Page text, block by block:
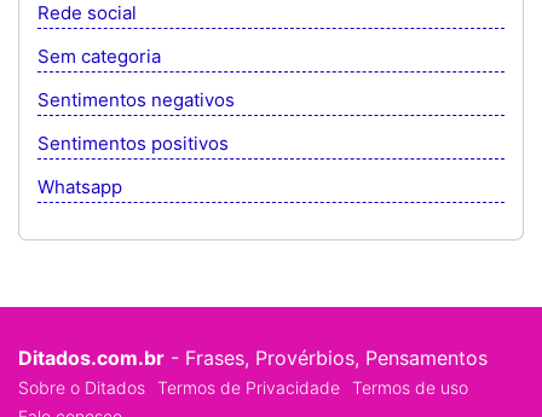
Rede social
Sem categoria
Sentimentos negativos
Sentimentos positivos
Whatsapp
Ditados.com.br - Frases, Provérbios, Pensamentos
Sobre o Ditados Termos de Privacidade Termos de uso